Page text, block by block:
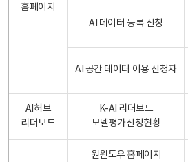
홈페이지
AI 데이터 등록 신청
AI 공간 데이터 이용 신청자
AI허브
리더보드
K-AI 리더보드
모델평가신청현황
원윈도우 홈페이지